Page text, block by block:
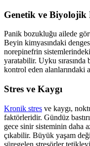
Genetik ve
Panik bozukluğu ailede
Beyin kimyasındaki
norepinefrin
yaratabilir. Uyku
kontrol eden
Stres ve Kaygı
Kronik stres ve kaygı,
faktörleridir. Gündüz
gece sinir sisteminin daha
çıkabilir. Büyük yaşam
süregelen stresörler